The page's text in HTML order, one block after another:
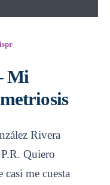
Mi
Rivera
Quiero
me cuesta